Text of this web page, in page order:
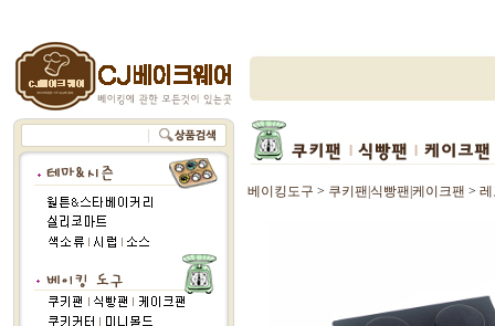
베이킹도구 > 쿠키팬|식빵팬|케이크팬 >